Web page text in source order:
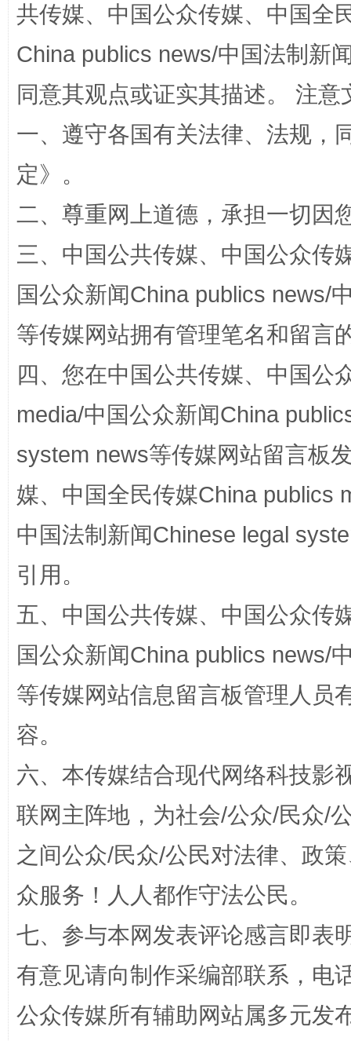
站台名比不上好声名
招工难、用工荒背后
这是一记警钟！ 谢
共传媒、中国公众传媒、中国全
China publics news/中国法制新
同意其观点或证实其描述。 注
一、遵守各国有关法律、法规，
定》。
二、尊重网上道德，承担一切因
三、中国公共传媒、中国公众传
国公众新闻China publics news/
等传媒网站拥有管理笔名和留言
四、您在中国公共传媒、中国公
media/中国公众新闻China
system news等传媒网站留言板
媒、中国全民传媒China publics
中国法制新闻Chinese legal
引用。
五、中国公共传媒、中国公众传
国公众新闻China publics news/
等传媒网站信息留言板管理人员
容。
六、本传媒结合现代网络科技影
联网主阵地，为社会/公众/民众/
之间公众/民众/公民对法律、政
众服务！人人都作守法公民。
七、参与本网发表评论感言即表
有意见请向制作采编部联系，电
公众传媒所有辅助网站属多元发